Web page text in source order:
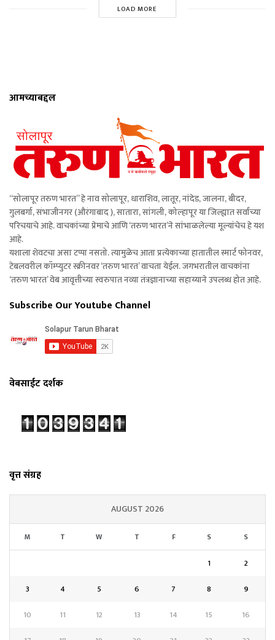
LOAD MORE
आमच्याबद्दल
“सोलापूर तरुण भारत” हे नाव सोलापूर, धाराशिव, लातूर, नांदेड, जालना, बीदर,
गुलबर्गा, संभाजीनगर (औरंगाबाद ), सातारा, सांगली, कोल्हापूर या जिल्ह्यात सर्वांच्या
परिचयाचे आहे. वाचकांच्या प्रेमाचे आणि ‘तरुण भारत’ने सांभाळलेल्या मूल्यांचेच हे यश
आहे.
यशाला शेवटचा असा टप्पा नसतो. त्यामुळेच आता प्रत्येकाच्या हातातील स्मार्ट फोनवर,
टेबलवरील कॉम्प्युटर स्क्रीनवर ‘तरुण भारत’ वाचता येईल. जगभरातील वाचकांना
‘तरुण भारत’ वेब आवृत्तीच्या स्वरुपात नव्या तंत्रज्ञानाच्या सहाय्याने उपलब्ध होत आहे.
Subscribe Our Youtube Channel
वेबसाईट दर्शक
वृत्त संग्रह
AUGUST 2026
M T W T F S S
1
2
3
4 5 6 7 8
9
10
11 12 13 14 15
16